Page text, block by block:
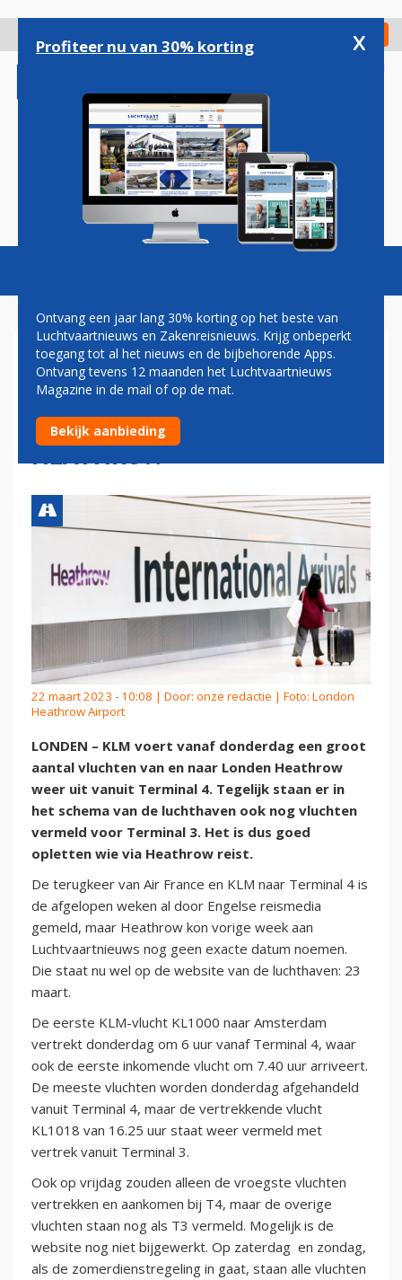
gaan
Check in
Magazine Podcasts Vacatures
VERWARRING ROND
TERUGKEER KLM NAAR
TERMINAL 4 OP LONDEN
HEATHROW
22 maart 2023 - 10:08 | Door: onze redactie | Foto: London
Heathrow Airport
LONDEN – KLM voert vanaf donderdag een groot
aantal vluchten van en naar Londen Heathrow
weer uit vanuit Terminal 4. Tegelijk staan er in
het schema van de luchthaven ook nog vluchten
vermeld voor Terminal 3. Het is dus goed
opletten wie via Heathrow reist.
De terugkeer van Air France en KLM naar Terminal 4 is
de afgelopen weken al door Engelse reismedia
gemeld, maar Heathrow kon vorige week aan
Luchtvaartnieuws nog geen exacte datum noemen.
Die staat nu wel op de website van de luchthaven: 23
maart.
De eerste KLM-vlucht KL1000 naar Amsterdam
vertrekt donderdag om 6 uur vanaf Terminal 4, waar
ook de eerste inkomende vlucht om 7.40 uur arriveert.
De meeste vluchten worden donderdag afgehandeld
vanuit Terminal 4, maar de vertrekkende vlucht
KL1018 van 16.25 uur staat weer vermeld met
vertrek vanuit Terminal 3.
Ook op vrijdag zouden alleen de vroegste vluchten
vertrekken en aankomen bij T4, maar de overige
vluchten staan nog als T3 vermeld. Mogelijk is de
website nog niet bijgewerkt. Op zaterdag en zondag,
als de zomerdienstregeling in gaat, staan alle vluchten
Profiteer nu van 30% korting x
Ontvang een jaar lang 30% korting op het beste van
Luchtvaartnieuws en Zakenreisnieuws. Krijg onbeperkt
toegang tot al het nieuws en de bijbehorende Apps.
Ontvang tevens 12 maanden het Luchtvaartnieuws
Magazine in de mail of op de mat.
Bekijk aanbieding